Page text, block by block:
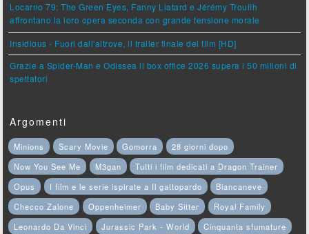
Locarno 79: The Green Eyes, Fanny Liatard e Jérémy Trouilh
affrontano la loro opera seconda con grande tensione morale
Insidious - Fuori dall'altrove, il trailer finale del film [HD]
Grazie a Spider-Man e Odissea il box office 2026 supera i 50 milioni di
spettatori
Argomenti
Minions Scary Movie Gomorra
28 giorni dopo
Now You See Me
M3gan
Tutti i film dedicati a Dragon Trainer
Opus
I film e le serie ispirate a Il gattopardo
Biancaneve
Checco Zalone
Oppenheimer Baby Sitter
Royal Family
Leonardo Da Vinci
Jurassic Park - World
Cinquanta sfumature